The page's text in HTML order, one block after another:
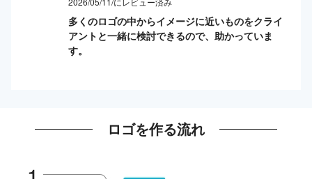
多くのロゴの中からイメージに近いものをクライ
アントと一緒に検討できるので、助かっていま
す。
ロゴを作る流れ